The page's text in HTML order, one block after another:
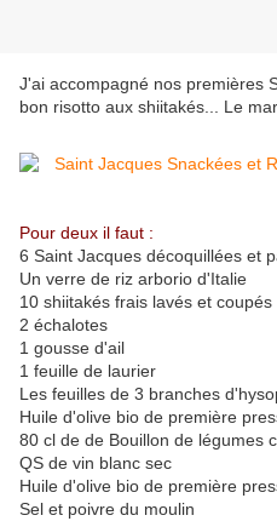
J'ai accompagné nos premières
bon risotto aux shiitakés... Le
Pour deux il faut :
6 Saint Jacques décoquillées et
Un verre de riz arborio d'Italie
10 shiitakés frais lavés et coupés
2 échalotes
1 gousse d'ail
1 feuille de laurier
Les feuilles de 3 branches
Huile d'olive bio de première
80 cl de de Bouillon de légumes
QS de vin blanc sec
Huile d'olive bio de première
Sel et poivre du moulin